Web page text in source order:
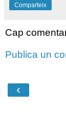
Comparteix
Cap
Publica un
‹